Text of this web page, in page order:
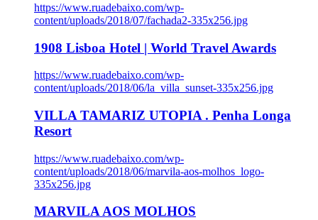
https://www.ruadebaixo.com/wp-
content/uploads/2018/07/fachada2-335x256.jpg
1908 Lisboa Hotel | World Travel Awards
https://www.ruadebaixo.com/wp-
content/uploads/2018/06/la_villa_sunset-335x256.jpg
VILLA TAMARIZ UTOPIA . Penha Longa
Resort
https://www.ruadebaixo.com/wp-
content/uploads/2018/06/marvila-aos-molhos_logo-
335x256.jpg
MARVILA AOS MOLHOS